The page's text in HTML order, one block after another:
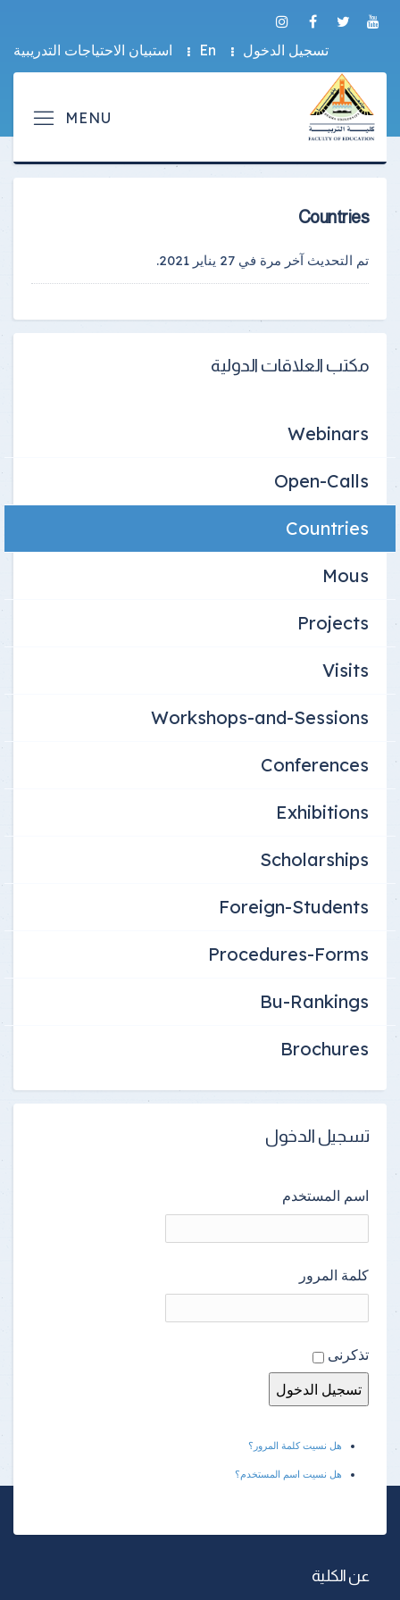
تسجيل الدخول En استبيان الاحتياجات التدريبية
Countries
تم التحديث آخر مرة في 27 يناير 2021 .
مكتب العلاقات الدولية
Webinars
Open-Calls
Countries
Mous
Projects
Visits
Workshops-and-Sessions
Conferences
Exhibitions
Scholarships
Foreign-Students
Procedures-Forms
Bu-Rankings
Brochures
تسجيل الدخول
اسم المستخدم
كلمة المرور
تذكرنى
هل نسيت كلمة المرور؟
هل نسيت اسم المستخدم؟
عن الكلية